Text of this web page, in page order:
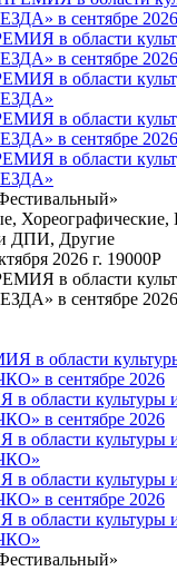
в области
в сентябре 2026
в области
в области
в сентябре 2026
в области
, Хореографические,
ДПИ, Другие
2026 г. 19000Р
в области
в сентябре 2026
области культуры и
в сентябре 2026
области культуры и
области культуры и
в сентябре 2026
области культуры и